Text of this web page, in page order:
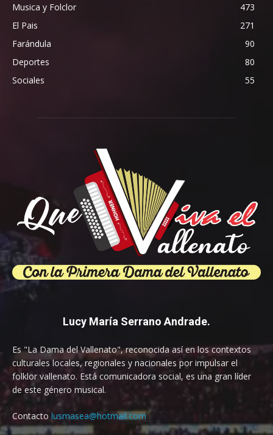
Musica y Folclor
473
El Pais
271
Farándula
90
Deportes
80
Sociales
55
Lucy María Serrano Andrade.
Es "La Dama del Vallenato", reconocida así en los contextos
culturales locales, regionales y nacionales por impulsar el
folklor vallenato. Está comunicadora social, es una gran líder
de este género musical.
Contacto lusmasea@hotmail.com